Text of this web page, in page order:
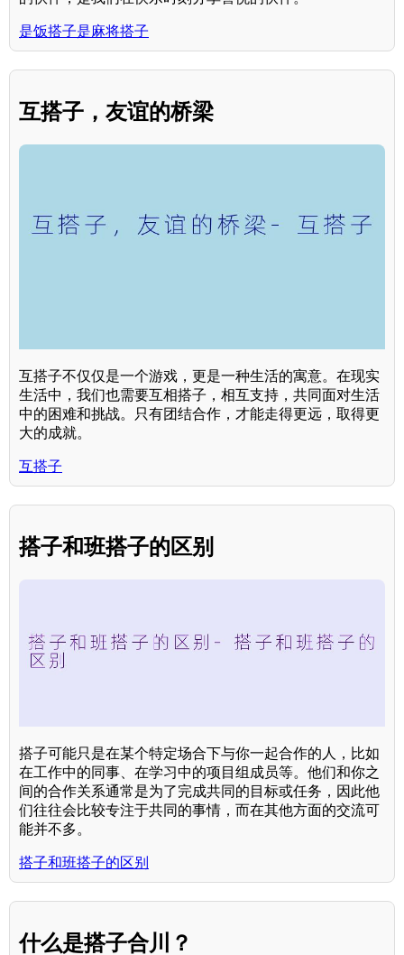
是饭搭子是麻将搭子
互搭子，友谊的桥梁
互搭子不仅仅是一个游戏，更是一种生活的寓意。在现实
生活中，我们也需要互相搭子，相互支持，共同面对生活
中的困难和挑战。只有团结合作，才能走得更远，取得更
大的成就。
互搭子
搭子和班搭子的区别
搭子可能只是在某个特定场合下与你一起合作的人，比如
在工作中的同事、在学习中的项目组成员等。他们和你之
间的合作关系通常是为了完成共同的目标或任务，因此他
们往往会比较专注于共同的事情，而在其他方面的交流可
能并不多。
搭子和班搭子的区别
什么是搭子合川？